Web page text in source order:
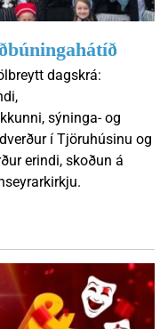
dagskrá:
sýninga- og
í Tjöruhúsinu og
erindi, skoðun á